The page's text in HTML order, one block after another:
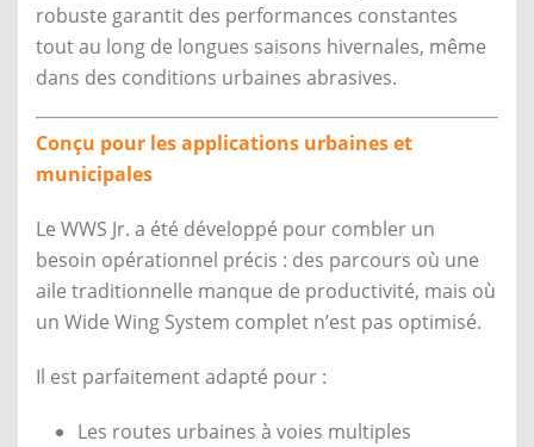
robuste garantit des performances constantes
tout au long de longues saisons hivernales, même
dans des conditions urbaines abrasives.
Conçu pour les applications urbaines et
municipales
Le WWS Jr. a été développé pour combler un
besoin opérationnel précis : des parcours où une
aile traditionnelle manque de productivité, mais où
un Wide Wing System complet n’est pas optimisé.
Il est parfaitement adapté pour :
Les routes urbaines à voies multiples